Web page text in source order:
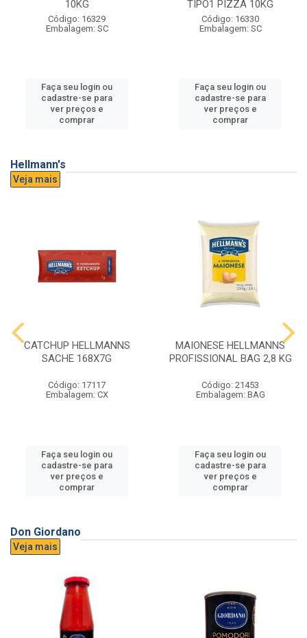
10KG
Código: 16329
Embalagem: SC
Faça seu login ou
cadastre-se para
ver preços e
comprar
TIPO1 PIZZA 10KG
Código: 16330
Embalagem: SC
Faça seu login ou
cadastre-se para
ver preços e
comprar
Hellmann's
Veja mais
CATCHUP HELLMANNS
SACHE 168X7G
Código: 17117
Embalagem: CX
Faça seu login ou
cadastre-se para
ver preços e
comprar
MAIONESE HELLMANNS
PROFISSIONAL BAG 2,8 KG
Código: 21453
Embalagem: BAG
Faça seu login ou
cadastre-se para
ver preços e
comprar
Don Giordano
Veja mais